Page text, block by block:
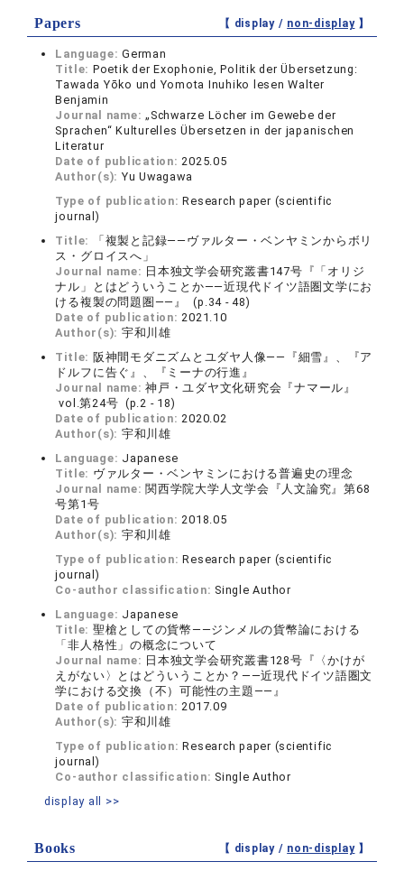
Papers 【 display / non-display】
Language:German
Title: Poetik der Exophonie, Politik der Übersetzung:
Tawada Yōko und Yomota Inuhiko lesen Walter
Benjamin
Journal name:„Schwarze Löcher im Gewebe der
Sprachen“ Kulturelles Übersetzen in der japanischen
Literatur
Date of publication:2025.05
Author(s): Yu Uwagawa
Type of publication:Research paper (scientific
journal)
Title:
「複製と記録――ヴァルター・ベンヤミンからボリ
ス・グロイスへ」
Journal name: 日本独文学会研究叢書147号『「オリジ
ナル」とはどういうことか――近現代ドイツ語圏文学にお
ける複製の問題圏――』 (p.34 - 48)
Date of publication:2021.10
Author(s): 宇和川雄
Title: 阪神間モダニズムとユダヤ人像――『細雪』、『ア
ドルフに告ぐ』、『ミーナの行進』
Journal name:神戸・ユダヤ文化研究会『ナマール』
vol.第24号 (p.2 - 18)
Date of publication:2020.02
Author(s): 宇和川雄
Language: Japanese
Title: ヴァルター・ベンヤミンにおける普遍史の理念
Journal name: 関西学院大学人文学会『人文論究』第68
号第1号
Date of publication:2018.05
Author(s): 宇和川雄
Type of publication:Research paper (scientific
journal)
Co-author classification: Single Author
Language: Japanese
Title: 聖槍としての貨幣――ジンメルの貨幣論における
「非人格性」の概念について
Journal name: 日本独文学会研究叢書128号『〈かけが
えがない〉とはどういうことか？――近現代ドイツ語圏文
学における交換（不）可能性の主題――』
Date of publication:2017.09
Author(s): 宇和川雄
Type of publication:Research paper (scientific
journal)
Co-author classification: Single Author
display all >>
Books 【 display / non-display】